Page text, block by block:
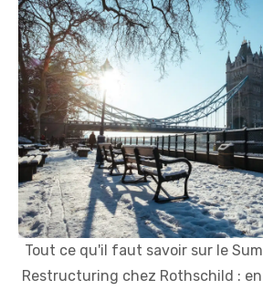
Tout ce qu'il faut savoir sur le
Restructuring chez Rothschild :